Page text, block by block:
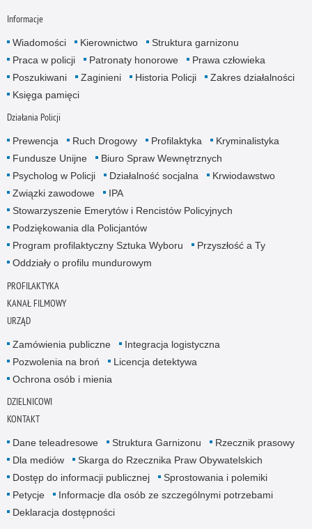
Informacje
Wiadomości Kierownictwo
Struktura garnizonu
Praca w policji
Patronaty honorowe
Prawa człowieka
Poszukiwani
Zaginieni Historia Policji
Zakres działalności
Księga pamięci
Działania Policji
Prewencja Ruch Drogowy Profilaktyka
Kryminalistyka
Fundusze Unijne
Biuro Spraw Wewnętrznych
Psycholog w Policji
Działalność socjalna
Krwiodawstwo
Związki zawodowe
IPA
Stowarzyszenie Emerytów i Rencistów Policyjnych
Podziękowania dla Policjantów
Program profilaktyczny Sztuka Wyboru
Przyszłość a Ty
Oddziały o profilu mundurowym
PROFILAKTYKA
KANAŁ FILMOWY
URZĄD
Zamówienia publiczne
Integracja logistyczna
Pozwolenia na broń
Licencja detektywa
Ochrona osób i mienia
DZIELNICOWI
KONTAKT
Dane teleadresowe Struktura Garnizonu
Rzecznik prasowy
Dla mediów
Skarga do Rzecznika Praw Obywatelskich
Dostęp do informacji publicznej
Sprostowania i polemiki
Petycje
Informacje dla osób ze szczególnymi potrzebami
Deklaracja dostępności